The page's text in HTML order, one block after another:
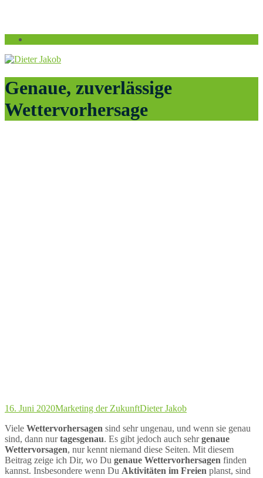
Genaue, zuverlässige
Wettervorhersage
16. Juni 2020Marketing der ZukunftDieter Jakob
Viele Wettervorhersagen sind sehr ungenau, und wenn sie genau
sind, dann nurtagesgenau. Es gibt jedoch auch sehrgenaue
Wettervorsagen, nur kennt niemand diese Seiten. Mit diesem
Beitrag zeige ich Dir, wo Du genaue Wettervorhersagen finden
kannst. Insbesondere wenn Du Aktivitäten im Freien planst, sind